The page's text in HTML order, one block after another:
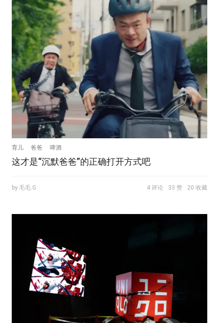
育儿 爸爸 啤酒
这才是“沉默爸爸”的正确打开方式吧
by 毛毛.G 4 评论 33 赞 20 收藏